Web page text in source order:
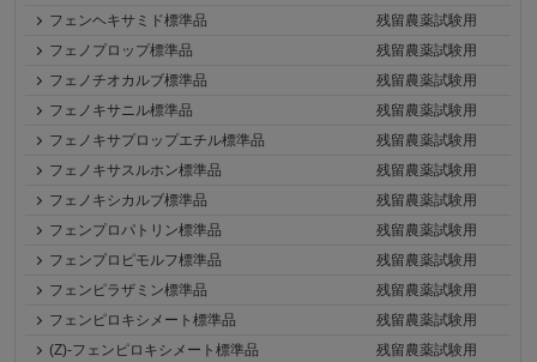
フェンヘキサミド標準品
残留農薬試験用
フェノプロップ標準品
残留農薬試験用
フェノチオカルブ標準品
残留農薬試験用
フェノキサニル標準品
残留農薬試験用
フェノキサプロップエチル標準品
残留農薬試験用
フェノキサスルホン標準品
残留農薬試験用
フェノキシカルブ標準品
残留農薬試験用
フェンプロパトリン標準品
残留農薬試験用
フェンプロピモルフ標準品
残留農薬試験用
フェンピラザミン標準品
残留農薬試験用
フェンピロキシメート標準品
残留農薬試験用
(Z)-フェンピロキシメート標準品
残留農薬試験用